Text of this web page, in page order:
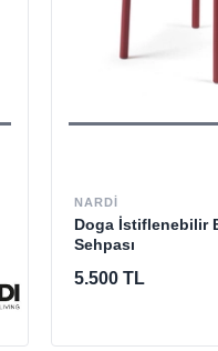
NARDI
Doga İstiflenebilir
Sehpası
5.500 TL